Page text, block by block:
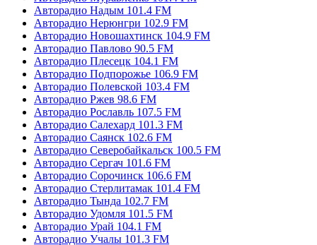
Авторадио Надым 101.4 FM
Авторадио Нерюнгри 102.9 FM
Авторадио Новошахтинск 104.9 FM
Авторадио Павлово 90.5 FM
Авторадио Плесецк 104.1 FM
Авторадио Подпорожье 106.9 FM
Авторадио Полевской 103.4 FM
Авторадио Ржев 98.6 FM
Авторадио Рославль 107.5 FM
Авторадио Салехард 101.3 FM
Авторадио Саянск 102.6 FM
Авторадио Северобайкальск 100.5 FM
Авторадио Сергач 101.6 FM
Авторадио Сорочинск 106.6 FM
Авторадио Стерлитамак 101.4 FM
Авторадио Тында 102.7 FM
Авторадио Удомля 101.5 FM
Авторадио Урай 104.1 FM
Авторадио Учалы 101.3 FM